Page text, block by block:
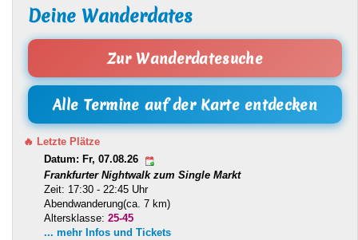
Deine Wanderdates
Zur Wanderdatesuche
Alle Termine auf der Karte entdecken
🔥 Letzte Plätze
Datum: Fr, 07.08.26
Frankfurter Nightwalk zum Single Markt
Zeit: 17:30 - 22:45 Uhr
Abendwanderung(ca. 7 km)
Altersklasse: 25-45
... mehr Infos und Tickets